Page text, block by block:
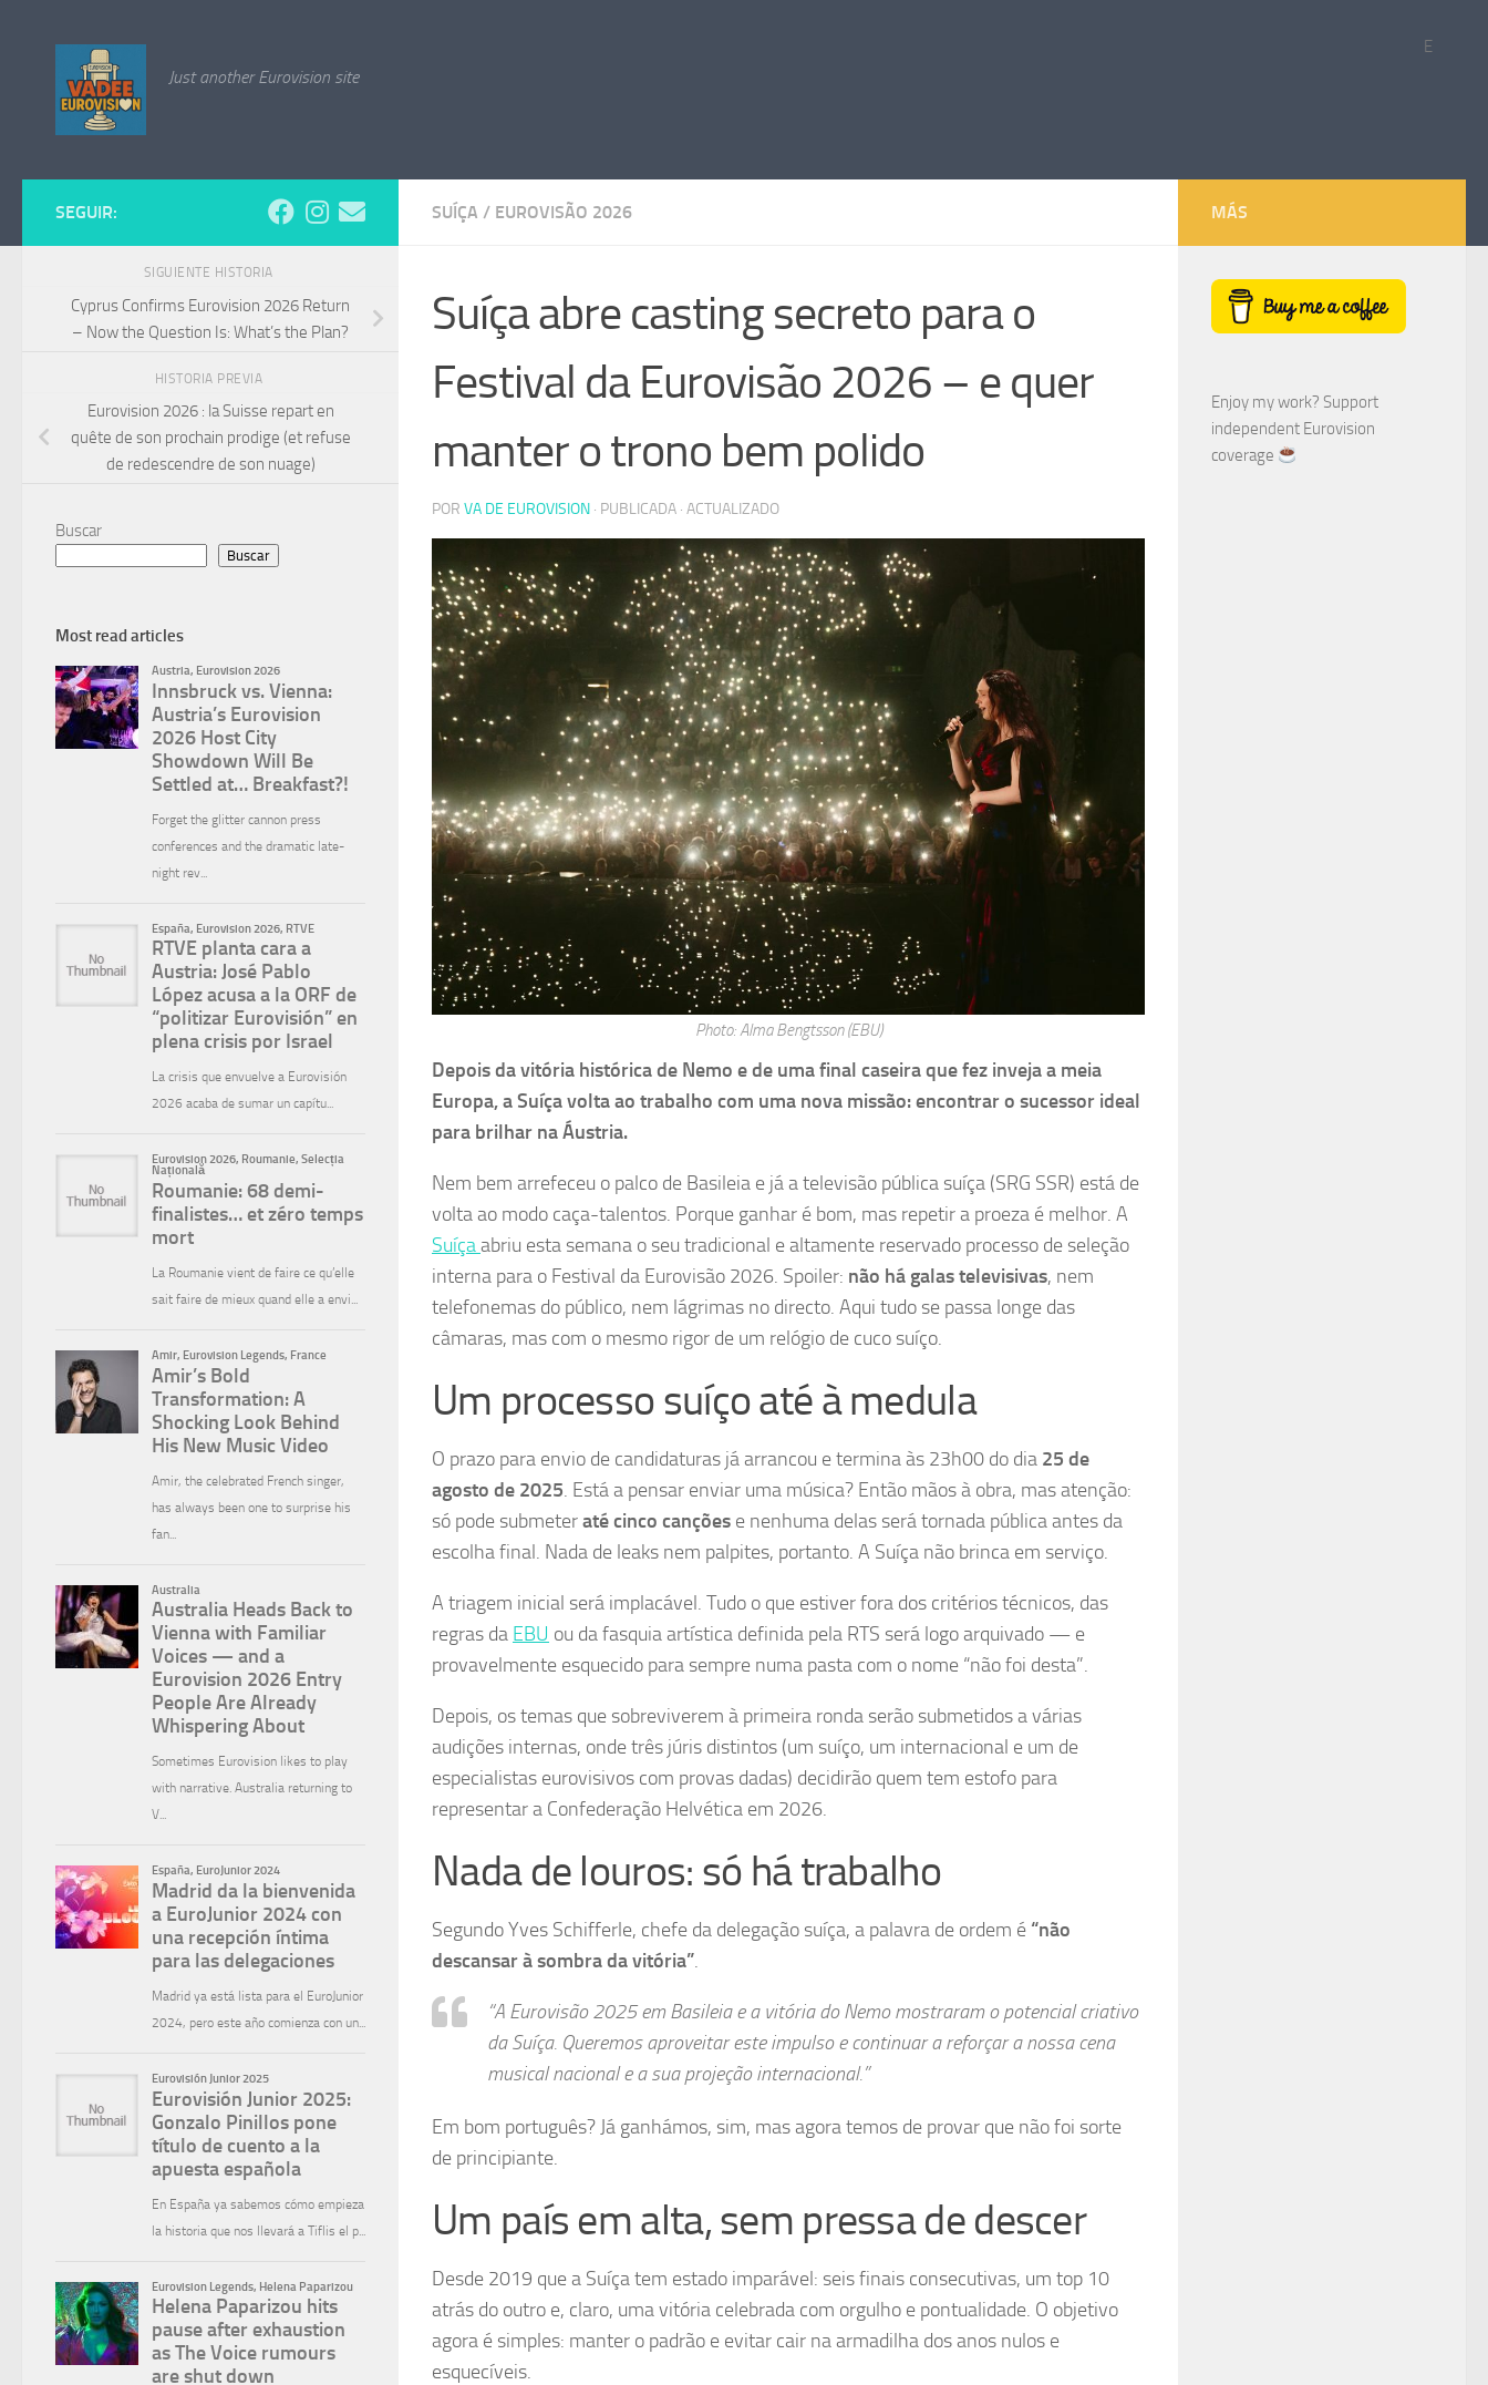
Just another Eurovision site
E
SUÍÇA / EUROVISÃO 2026
Suíça abre casting secreto para o
Festival da Eurovisão 2026 – e quer
manter o trono bem polido
POR VA DE EUROVISION · PUBLICADA · ACTUALIZADO
Photo: Alma Bengtsson (EBU)
Depois da vitória histórica de Nemo e de uma final caseira que fez inveja a meia
Europa, a Suíça volta ao trabalho com uma nova missão: encontrar o sucessor ideal
para brilhar na Áustria.
Nem bem arrefeceu o palco de Basileia e já a televisão pública suíça (SRG SSR) está de
volta ao modo caça-talentos. Porque ganhar é bom, mas repetir a proeza é melhor. A
Suíçaabriu esta semana o seu tradicional e altamente reservado processo de seleção
interna para o Festival da Eurovisão 2026. Spoiler: não há galas televisivas, nem
telefonemas do público, nem lágrimas no directo. Aqui tudo se passa longe das
câmaras, mas com o mesmo rigor de um relógio de cuco suíço.
Um processo suíço até à medula
O prazo para envio de candidaturas já arrancou e termina às 23h00 do dia 25 de
agosto de 2025. Está a pensar enviar uma música? Então mãos à obra, mas atenção:
só pode submeteraté cinco canções e nenhuma delas será tornada pública antes da
escolha final. Nada de leaks nem palpites, portanto. A Suíça não brinca em serviço.
A triagem inicial será implacável. Tudo o que estiver fora dos critérios técnicos, das
regras da EBU ou da fasquia artística definida pela RTS será logo arquivado — e
provavelmente esquecido para sempre numa pasta com o nome “não foi desta”.
Depois, os temas que sobreviverem à primeira ronda serão submetidos a várias
audições internas, onde três júris distintos (um suíço, um internacional e um de
especialistas eurovisivos com provas dadas) decidirão quem tem estofo para
representar a Confederação Helvética em 2026.
Nada de louros: só há trabalho
Segundo Yves Schifferle, chefe da delegação suíça, a palavra de ordem é “não
descansar à sombra da vitória”.
“A Eurovisão 2025 em Basileia e a vitória do Nemo mostraram o potencial criativo
da Suíça. Queremos aproveitar este impulso e continuar a reforçar a nossa cena
musical nacional e a sua projeção internacional.”
Em bom português? Já ganhámos, sim, mas agora temos de provar que não foi sorte
de principiante.
Um país em alta, sem pressa de descer
Desde 2019 que a Suíça tem estado imparável: seis finais consecutivas, um top 10
atrás do outro e, claro, uma vitória celebrada com orgulho e pontualidade. O objetivo
agora é simples: manter o padrão e evitar cair na armadilha dos anos nulos e
esquecíveis.
SEGUIR:
SIGUIENTE HISTORIA
Cyprus Confirms Eurovision 2026 Return
– Now the Question Is: What’s the Plan?
HISTORIA PREVIA
Eurovision 2026 : la Suisse repart en
quête de son prochain prodige (et refuse
de redescendre de son nuage)
Buscar
Buscar
Most read articles
MÁS
Enjoy my work? Support
independent Eurovision
coverage